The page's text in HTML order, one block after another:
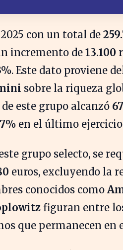
con un total de
incremento de 13.100
. Este dato proviene
sobre la riqueza
este grupo alcanzó
en el último
grupo selecto, se
euros, excluyendo la
conocidos como
figuran entre
que permanecen en